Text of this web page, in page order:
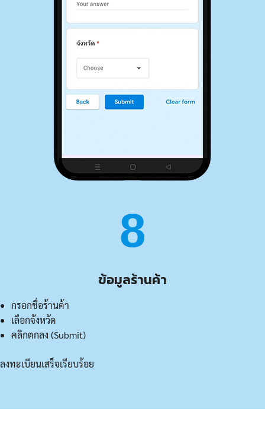
8
ข้อมูลร้านค้า
กรอกชื่อร้านค้า
เลือกจังหวัด
คลิกตกลง (Submit)
ลงทะเบียนเสร็จเรียบร้อย